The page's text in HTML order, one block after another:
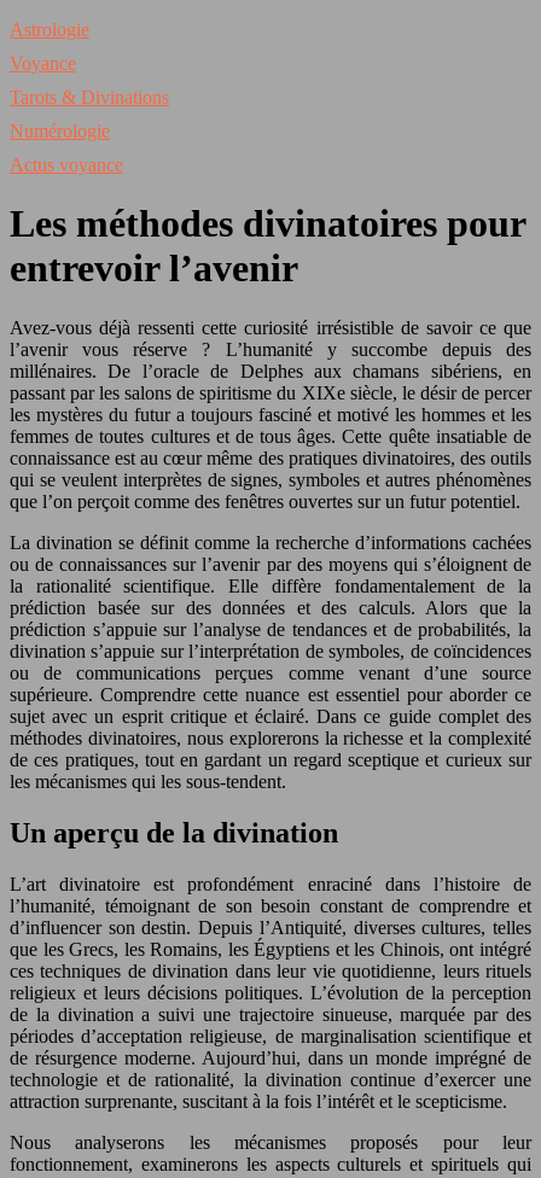
Astrologie
Voyance
Tarots & Divinations
Numérologie
Actus voyance
Les méthodes divinatoires pour
entrevoir l’avenir
Avez-vous déjà ressenti cette curiosité irrésistible de savoir ce que
l’avenir vous réserve ? L’humanité y succombe depuis des
millénaires. De l’oracle de Delphes aux chamans sibériens, en
passant par les salons de spiritisme du XIXe siècle, le désir de percer
les mystères du futur a toujours fasciné et motivé les hommes et les
femmes de toutes cultures et de tous âges. Cette quête insatiable de
connaissance est au cœur même des pratiques divinatoires, des outils
qui se veulent interprètes de signes, symboles et autres phénomènes
que l’on perçoit comme des fenêtres ouvertes sur un futur potentiel.
La divination se définit comme la recherche d’informations cachées
ou de connaissances sur l’avenir par des moyens qui s’éloignent de
la rationalité scientifique. Elle diffère fondamentalement de la
prédiction basée sur des données et des calculs. Alors que la
prédiction s’appuie sur l’analyse de tendances et de probabilités, la
divination s’appuie sur l’interprétation de symboles, de coïncidences
ou de communications perçues comme venant d’une source
supérieure. Comprendre cette nuance est essentiel pour aborder ce
sujet avec un esprit critique et éclairé. Dans ce guide complet des
méthodes divinatoires, nous explorerons la richesse et la complexité
de ces pratiques, tout en gardant un regard sceptique et curieux sur
les mécanismes qui les sous-tendent.
Un aperçu de la divination
L’art divinatoire est profondément enraciné dans l’histoire de
l’humanité, témoignant de son besoin constant de comprendre et
d’influencer son destin. Depuis l’Antiquité, diverses cultures, telles
que les Grecs, les Romains, les Égyptiens et les Chinois, ont intégré
ces techniques de divination dans leur vie quotidienne, leurs rituels
religieux et leurs décisions politiques. L’évolution de la perception
de la divination a suivi une trajectoire sinueuse, marquée par des
périodes d’acceptation religieuse, de marginalisation scientifique et
de résurgence moderne. Aujourd’hui, dans un monde imprégné de
technologie et de rationalité, la divination continue d’exercer une
attraction surprenante, suscitant à la fois l’intérêt et le scepticisme.
Nous analyserons les mécanismes proposés pour leur
fonctionnement, examinerons les aspects culturels et spirituels qui